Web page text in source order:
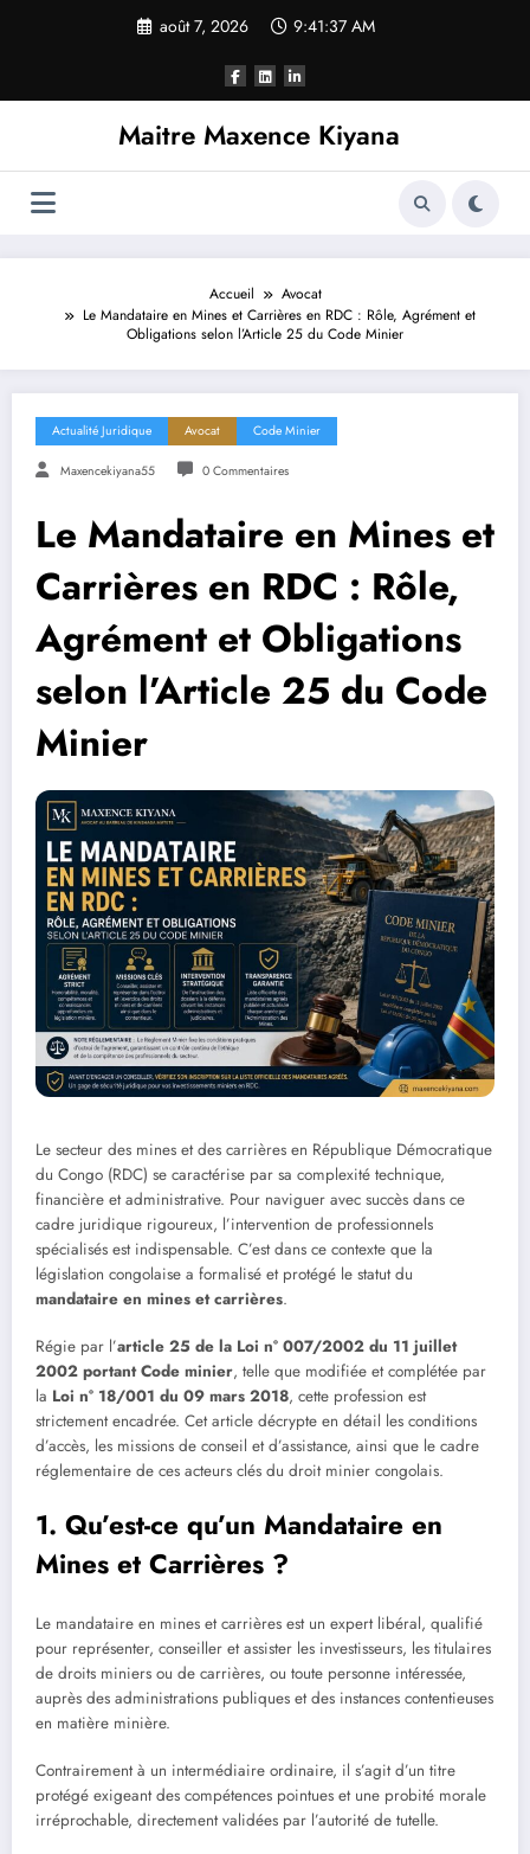
août 7, 2026 9:41:38 AM
Maitre Maxence Kiyana
Accueil
Avocat
Le Mandataire en Mines et Carrières en RDC : Rôle, Agrément et
Obligations selon l’Article 25 du Code Minier
Actualité Juridique Avocat Code Minier
Maxencekiyana55 0 Commentaires
Le Mandataire en Mines et
Carrières en RDC : Rôle,
Agrément et Obligations
selon l’Article 25 du Code
Minier
Le secteur des mines et des carrières en République Démocratique
du Congo (RDC) se caractérise par sa complexité technique,
financière et administrative. Pour naviguer avec succès dans ce
cadre juridique rigoureux, l’intervention de professionnels
spécialisés est indispensable. C’est dans ce contexte que la
législation congolaise a formalisé et protégé le statut du
mandataire en mines et carrières.
Régie par l’article 25 de la Loi n° 007/2002 du 11 juillet
2002 portant Code minier, telle que modifiée et complétée par
la Loi n° 18/001 du 09 mars 2018, cette profession est
strictement encadrée. Cet article décrypte en détail les conditions
d’accès, les missions de conseil et d’assistance, ainsi que le cadre
réglementaire de ces acteurs clés du droit minier congolais.
1. Qu’est-ce qu’un Mandataire en
Mines et Carrières ?
Le mandataire en mines et carrières est un expert libéral, qualifié
pour représenter, conseiller et assister les investisseurs, les titulaires
de droits miniers ou de carrières, ou toute personne intéressée,
auprès des administrations publiques et des instances contentieuses
en matière minière.
Contrairement à un intermédiaire ordinaire, il s’agit d’un titre
protégé exigeant des compétences pointues et une probité morale
irréprochable, directement validées par l’autorité de tutelle.